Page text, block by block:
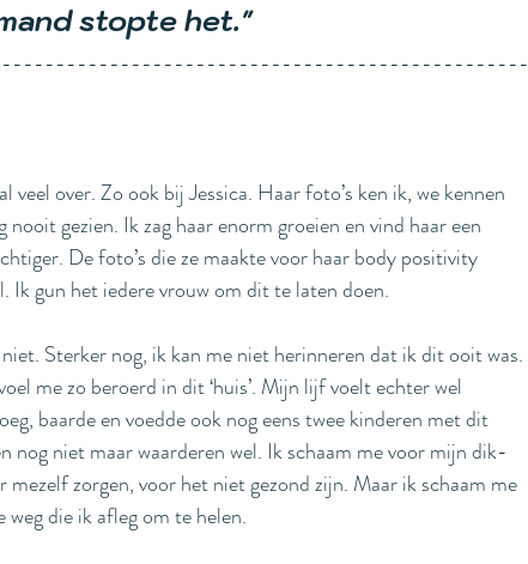
stopte het."
veel over. Zo ook bij Jessica. Haar foto’s ken ik, we kennen
gezien. Ik zag haar enorm groeien en vind haar een
De foto’s die ze maakte voor haar body positivity
Ik gun het iedere vrouw om dit te laten doen.
Sterker nog, ik kan me niet herinneren dat ik dit ooit was.
me zo beroerd in dit ‘huis’. Mijn lijf voelt echter wel
baarde en voedde ook nog eens twee kinderen met dit
nog niet maar waarderen wel. Ik schaam me voor mijn dik-
zorgen, voor het niet gezond zijn. Maar ik schaam me
die ik afleg om te helen.